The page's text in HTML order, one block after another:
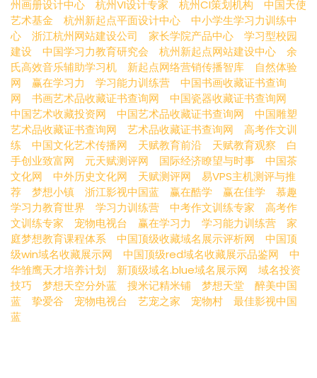
州画册设计中心
杭州VI设计专家 杭州CI策划机构
中国天使
艺术基金
杭州新起点平面设计中心
中小学生学习力训练中
心
浙江杭州网站建设公司 家长学院产品中心
学习型校园
建设
中国学习力教育研究会 杭州新起点网站建设中心
余
氏高效音乐辅助学习机
新起点网络营销传播智库
自然体验
网
赢在学习力 学习能力训练营
中国书画收藏证书查询
网
书画艺术品收藏证书查询网
中国瓷器收藏证书查询网
中国艺术收藏投资网
中国艺术品收藏证书查询网
中国雕塑
艺术品收藏证书查询网
艺术品收藏证书查询网
高考作文训
练
中国文化艺术传播网 天赋教育前沿 天赋教育观察
白
手创业致富网
元天赋测评网 国际经济瞭望与时事
中国茶
文化网
中外历史文化网 天赋测评网
易VPS主机测评与推
荐
梦想小镇 浙江影视中国蓝 赢在酷学 赢在佳学
慕趣
学习力教育世界
学习力训练营 中考作文训练专家
高考作
文训练专家
宠物电视台 赢在学习力 学习能力训练营
家
庭梦想教育课程体系
中国顶级收藏域名展示评析网
中国顶
级win域名收藏展示网
中国顶级red域名收藏展示品鉴网
中
华雏鹰天才培养计划
新顶级域名.blue域名展示网
域名投资
技巧
梦想天空分外蓝 搜米记精米铺 梦想天堂
醉美中国
蓝
挚爱谷 宠物电视台 艺宠之家 宠物村
最佳影视中国
蓝